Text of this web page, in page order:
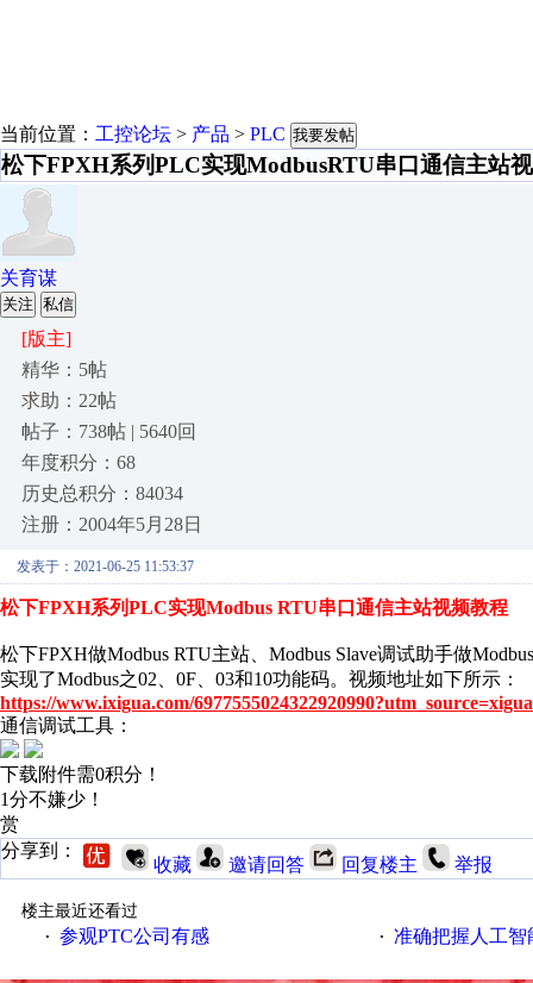
当前位置： 工控论坛 > 产品 > PLC 我要发帖
松下FPXH系列PLC实现ModbusRTU串口通信主站
关育谋
关注 私信
[版主]
精华：5帖
求助：22帖
帖子：738帖 | 5640回
年度积分：68
历史总积分：84034
注册：2004年5月28日
发表于：2021-06-25 11:53:37
松下FPXH系列PLC实现Modbus RTU串口通信主站视频教程
松下FPXH做Modbus RTU主站、Modbus Slave调试助手做
实现了Modbus之02、0F、03和10功能码。视频地址如下所示：
https://www.ixigua.com/
通信调试工具：
下载附件需0积分！
1分不嫌少！
赏
分享到：
收藏 邀请回答 回复楼主 举报
楼主最近还看过
· 参观PTC公司有感 · 准确把握人工